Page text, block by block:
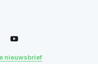
nieuwsbrief